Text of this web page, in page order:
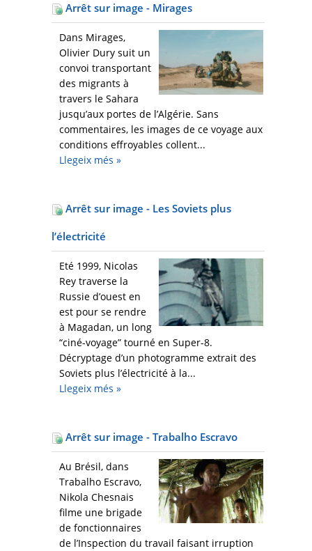
Arrêt sur image - Mirages
Dans Mirages,
Olivier Dury suit un
convoi transportant
des migrants à
travers le Sahara
jusqu’aux portes de l’Algérie. Sans
commentaires, les images de ce voyage aux
conditions effroyables collent...
Llegeix més »
Arrêt sur image - Les Soviets plus
l’électricité
Eté 1999, Nicolas
Rey traverse la
Russie d’ouest en
est pour se rendre
à Magadan, un long
“ciné-voyage” tourné en Super-8.
Décryptage d’un photogramme extrait des
Soviets plus l’électricité à la...
Llegeix més »
Arrêt sur image - Trabalho Escravo
Au Brésil, dans
Trabalho Escravo,
Nikola Chesnais
filme une brigade
de fonctionnaires
de l’Inspection du travail faisant irruption